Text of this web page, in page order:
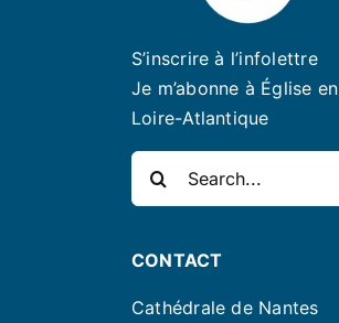
S’inscrire à l’infolettre
Je m’abonne à Église en
Loire-Atlantique
CONTACT
Cathédrale de Nantes